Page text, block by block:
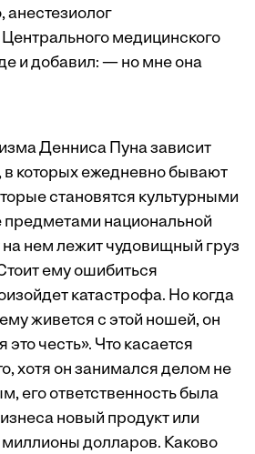
анестезиолог
медицинского
и добавил: — но мне она
Денниса Пуна зависит
в которых ежедневно бывают
становятся культурными
национальной
на нем лежит чудовищный груз
ему ошибиться
катастрофа. Но когда
живется с этой ношей, он
честь». Что касается
хотя он занимался делом не
его ответственность была
новый продукт или
долларов. Каково